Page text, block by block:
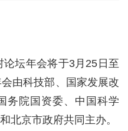
坛年会将于3月25日至
由科技部、国家发展改
务院国资委、中国科学
北京市政府共同主办。